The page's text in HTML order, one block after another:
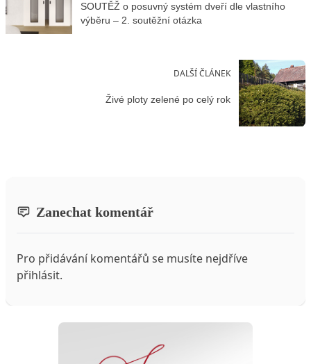
SOUTĚŽ o posuvný systém dveří dle vlastního
výběru – 2. soutěžní otázka
DALŠÍ ČLÁNEK
Živé ploty zelené po celý rok
Zanechat komentář
Pro přidávání komentářů se musíte nejdříve
přihlásit.